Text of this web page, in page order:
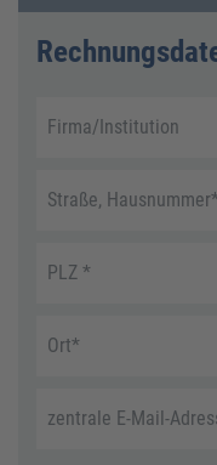
Firma/Institution
Straße, Hausnummer*
PLZ *
Ort*